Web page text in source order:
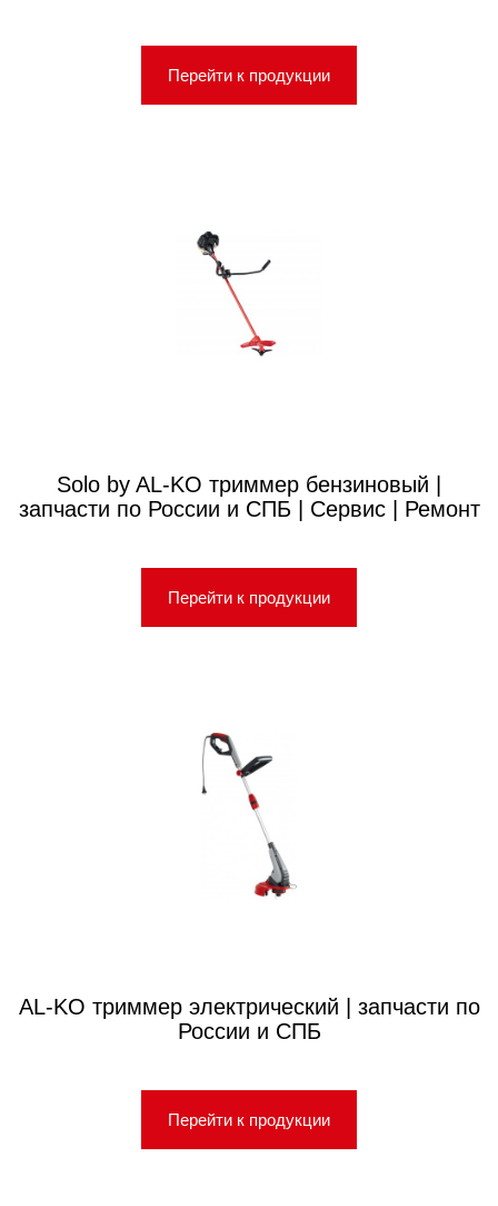
Перейти к продукции
Solo by AL-KO триммер бензиновый |
запчасти по России и СПБ | Сервис | Ремонт
Перейти к продукции
AL-KO триммер электрический | запчасти по
России и СПБ
Перейти к продукции